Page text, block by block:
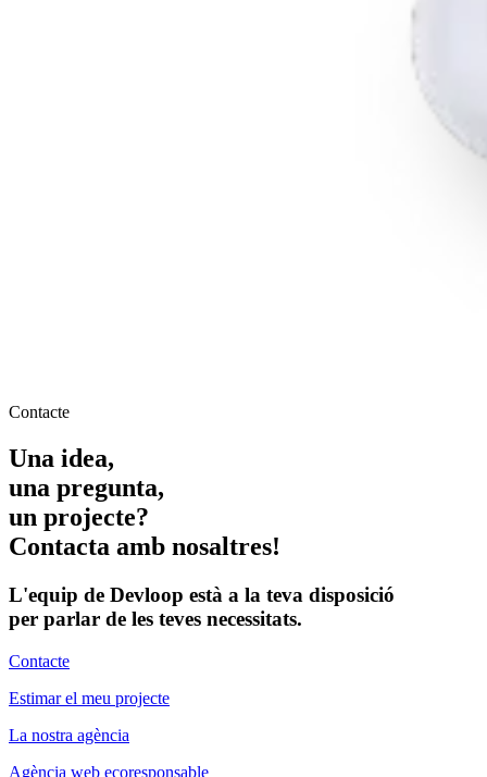
Contacte
Una idea,
una pregunta,
un projecte?
Contacta amb nosaltres!
L'equip de Devloop està a la teva disposició
per parlar de les teves necessitats.
Contacte
Estimar el meu projecte
La nostra agència
Agència web ecoresponsable